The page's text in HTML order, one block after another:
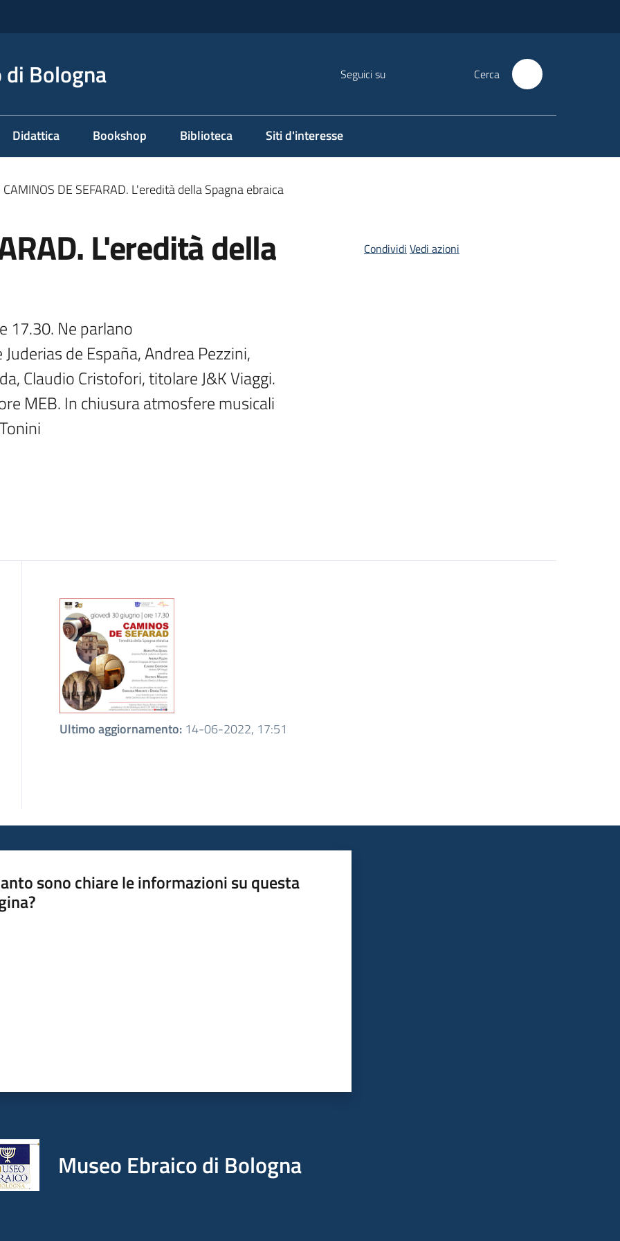
di Bologna Seguici su Cerca
Didattica Bookshop Biblioteca Siti d'interesse
CAMINOS DE SEFARAD. L'eredità della Spagna ebraica
L'eredità della
17.30. Ne parlano
de España, Andrea Pezzini,
Claudio Cristofori, titolare J&K Viaggi.
MEB. In chiusura atmosfere musicali
Condividi Vedi azioni
Introduzione
Ultimo aggiornamento: 14-06-2022, 17:51
sono chiare le informazioni su questa
Museo Ebraico di Bologna